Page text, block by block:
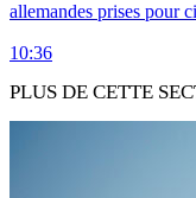
allemandes prises pour
10:36
PLUS DE CETTE